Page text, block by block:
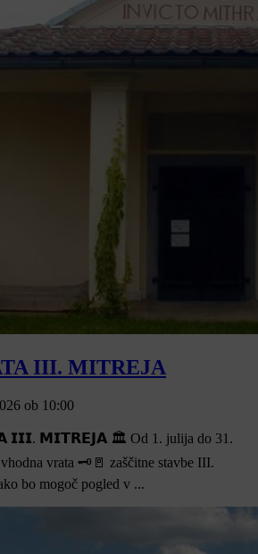
III. MITREJA
ob 10:00
𝗠𝗜𝗧𝗥𝗘𝗝𝗔 🏛 Od 1. julija do 31.
vrata 🗝🚪 zaščitne stavbe III.
bo mogoč pogled v ...